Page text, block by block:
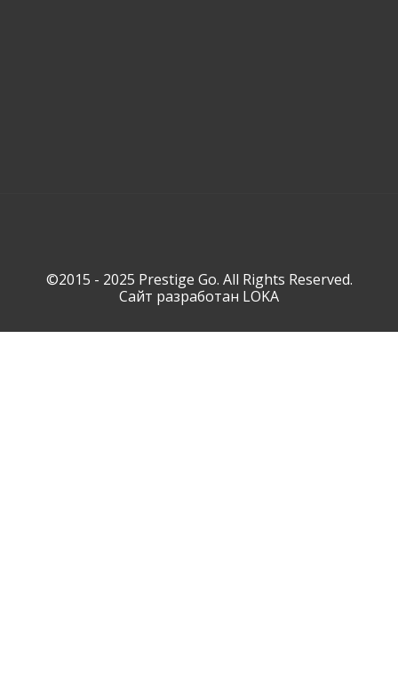
©2015 - 2025 Prestige Go. All Rights Reserved.
Сайт разработан LOKA